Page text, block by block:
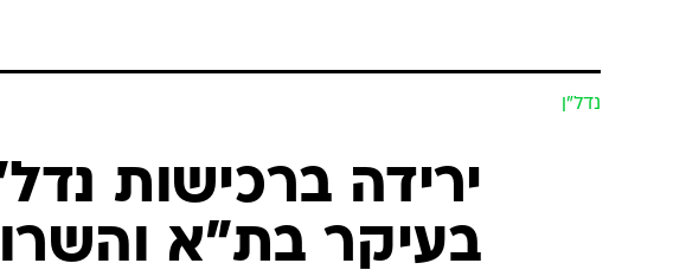
נדל״ן
ירידה ברכישות
בעיקר בת"א והשרון